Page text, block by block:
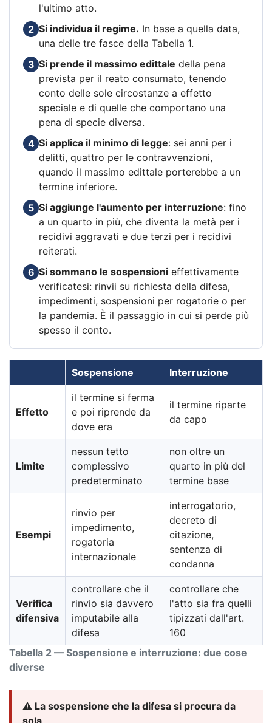
l'ultimo atto.
2 Si individua il regime. In base a quella data,
una delle tre fasce della Tabella 1.
3 Si prende il massimo edittale della pena
prevista per il reato consumato, tenendo
conto delle sole circostanze a effetto
speciale e di quelle che comportano una
pena di specie diversa.
4 Si applica il minimo di legge: sei anni per i
delitti, quattro per le contravvenzioni,
quando il massimo edittale porterebbe a un
termine inferiore.
5 Si aggiunge l'aumento per interruzione: fino
a un quarto in più, che diventa la metà per i
recidivi aggravati e due terzi per i recidivi
reiterati.
6 Si sommano le sospensioni effettivamente
verificatesi: rinvii su richiesta della difesa,
impedimenti, sospensioni per rogatorie o per
la pandemia. È il passaggio in cui si perde più
spesso il conto.
Tabella 2 — Sospensione e interruzione: due cose
diverse
Sospensione Interruzione
Effetto
il termine si ferma
e poi riprende da
dove era
il termine riparte
da capo
Limite
nessun tetto
complessivo
predeterminato
non oltre un
quarto in più del
termine base
Esempi
rinvio per
impedimento,
rogatoria
internazionale
interrogatorio,
decreto di
citazione,
sentenza di
condanna
Verifica
difensiva
controllare che il
rinvio sia davvero
imputabile alla
difesa
controllare che
l'atto sia fra quelli
tipizzati dall'art.
160
⚠️ La sospensione che la difesa si procura da
sola